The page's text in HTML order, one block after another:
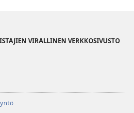
VIRALLINEN VERKKOSIVUSTO